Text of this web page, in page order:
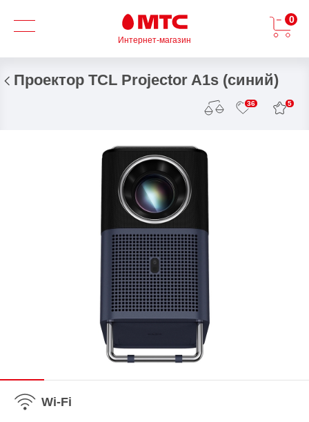
Интернет-магазин
0
Проектор TCL Projector A1s (синий)
36 5
Wi-Fi